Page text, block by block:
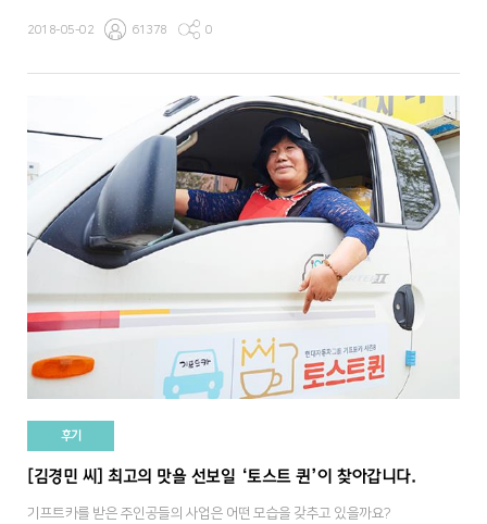
2018-05-02 61378 0
후기
[김경민 씨] 최고의 맛을 선보일 ‘토스트 퀸’이 찾아갑니다.
기프트카를 받은 주인공들의 사업은 어떤 모습을 갖추고 있을까요?